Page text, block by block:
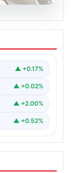
▲ +0.17%
▲ +0.02%
▲ +2.00%
▲ +0.52%